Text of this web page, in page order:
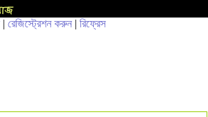
| রেজিস্ট্রেশন করুন | রিফ্রেস